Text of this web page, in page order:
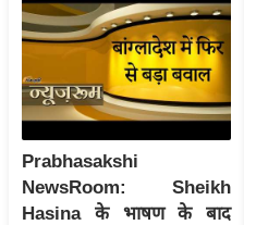
म
हि
/
ध
र्म
स्थ
ल
Prabhasakshi
NewsRoom: Sheikh
Hasina के भाषण के बाद